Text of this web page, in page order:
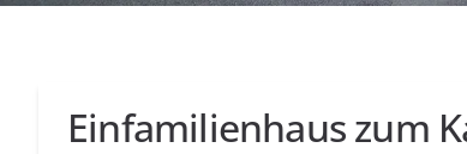
Einfamilienhaus zum